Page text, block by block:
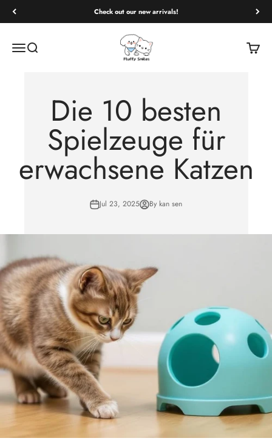
Check out our new arrivals!
Open navigation menu
Open search
Fluffy Smiles
Open
Die 10 besten
Spielzeuge für
erwachsene Katzen
Jul 23, 2025 By kan sen